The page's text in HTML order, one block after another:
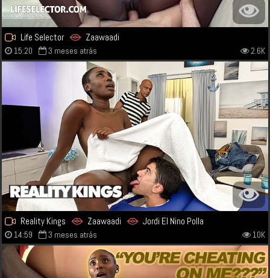
Life Selector Zaawaadi
15:20 3 meses atrás 2.6K
Reality Kings Zaawaadi Jordi El Nino Polla
14:59 3 meses atrás 10K